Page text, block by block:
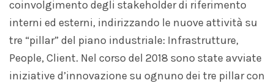
coinvolgimento degli stakeholder di riferimento
interni ed esterni, indirizzando le nuove attività su
tre “pillar” del piano industriale: Infrastrutture,
People, Client. Nel corso del 2018 sono state avviate
iniziative d’innovazione su ognuno dei tre pillar con